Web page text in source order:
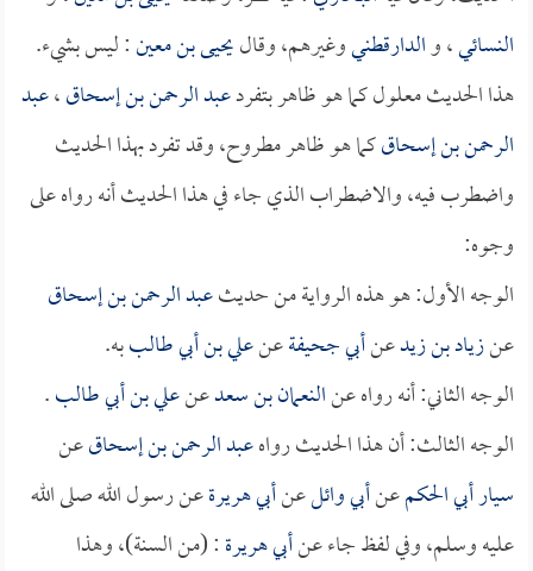
النسائي، والدارقطنيوغيرهم، وقاليحيى بن معين: ليس بشيء.
هذا الحديث معلول كما هو ظاهر بتفردعبد الرحمن بن إسحاق،عبد
الرحمن بن إسحاقكما هو ظاهر مطروح، وقد تفرد بهذا الحديث
واضطرب فيه، والاضطراب الذي جاء في هذا الحديث أنه رواه على
وجوه:
الوجه الأول: هو هذه الرواية من حديثعبد الرحمن بن إسحاق
عنزياد بن زيدعنأبي جحيفةعنعلي بن أبي طالببه.
الوجه الثاني: أنه رواه عنالنعمان بن سعدعنعلي بن أبي طالب.
الوجه الثالث: أن هذا الحديث رواهعبد الرحمن بن إسحاقعن
سيار أبي الحكمعنأبي وائلعنأبي هريرةعن رسول الله صلى الله
عليه وسلم، وفي لفظ جاء عنأبي هريرة: (من السنة)، وهذا